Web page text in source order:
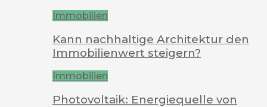
Immobilien
Kann nachhaltige Architektur den
Immobilienwert steigern?
Immobilien
Photovoltaik: Energiequelle von